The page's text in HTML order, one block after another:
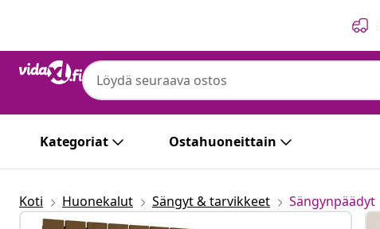
Kategoriat Ostahuoneittain
Koti Huonekalut Sängyt & tarvikkeet Sängynpäädyt